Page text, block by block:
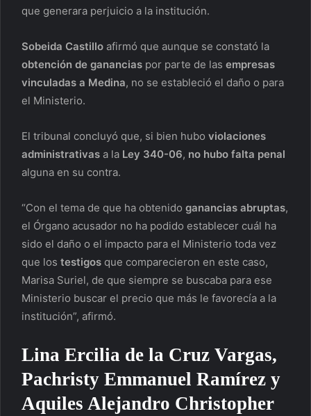
que generara perjuicio a la institución.
Sobeida Castillo afirmó que aunque se constató la
obtención de ganancias por parte de las empresas
vinculadas a Medina, no se estableció el daño o para
el Ministerio.
El tribunal concluyó que, si bien hubo violaciones
administrativas a la Ley 340-06, no hubo falta penal
alguna en su contra.
“Con el tema de que ha obtenido ganancias abruptas,
el Órgano acusador no ha podido establecer cuál ha
sido el daño o el impacto para el Ministerio toda vez
que los testigos que comparecieron en este caso,
Marisa Suriel, de que siempre se buscaba para ese
Ministerio buscar el precio que más le favorecía a la
institución”, afirmó.
Lina Ercilia de la Cruz Vargas,
Pachristy Emmanuel Ramírez y
Aquiles Alejandro Christopher